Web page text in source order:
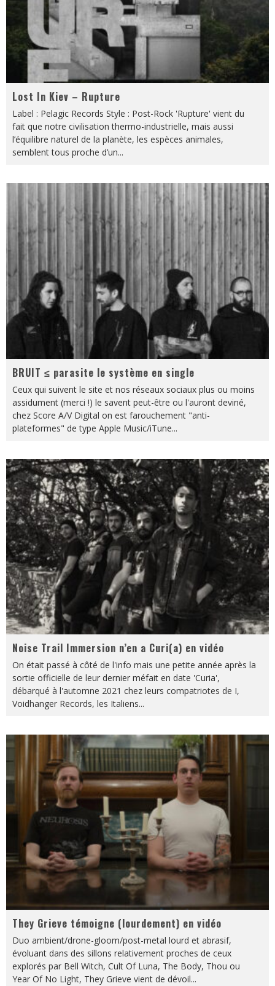
Lost In Kiev – Rupture
Label : Pelagic Records Style : Post-Rock 'Rupture' vient du
fait que notre civilisation thermo-industrielle, mais aussi
l’équilibre naturel de la planète, les espèces animales,
semblent tous proche d’un...
BRUIT ≤ parasite le système en single
Ceux qui suivent le site et nos réseaux sociaux plus ou moins
assidument (merci !) le savent peut-être ou l'auront deviné,
chez Score A/V Digital on est farouchement "anti-
plateformes" de type Apple Music/iTune...
Noise Trail Immersion n’en a Curi(a) en vidéo
On était passé à côté de l'info mais une petite année après la
sortie officielle de leur dernier méfait en date 'Curia',
débarqué à l'automne 2021 chez leurs compatriotes de I,
Voidhanger Records, les Italiens...
They Grieve témoigne (lourdement) en vidéo
Duo ambient/drone-gloom/post-metal lourd et abrasif,
évoluant dans des sillons relativement proches de ceux
explorés par Bell Witch, Cult Of Luna, The Body, Thou ou
Year Of No Light, They Grieve vient de dévoil...